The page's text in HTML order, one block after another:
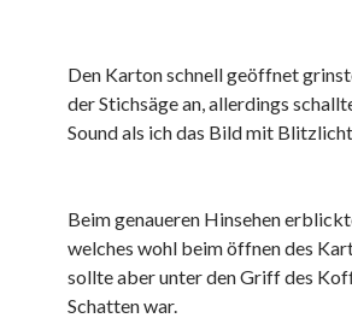
Den Karton schnell geöffnet
der Stichsäge an, allerdings
Sound als ich das Bild mit
Beim genaueren Hinsehen
welches wohl beim öffnen des
sollte aber unter den Griff des
Schatten war.